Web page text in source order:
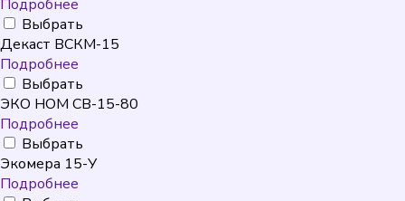
Подробнее
Выбрать
Декаст ВСКМ-15
Подробнее
Выбрать
ЭКО НОМ СВ-15-80
Подробнее
Выбрать
Экомера 15-У
Подробнее